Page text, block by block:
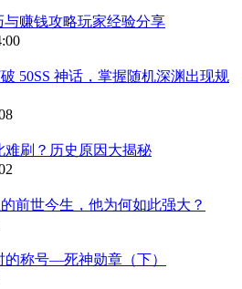
赚钱攻略玩家经验分享
50SS 神话，掌握随机深渊出现规
难刷？历史原因大揭秘
前世今生，他为何如此强大？
称号—死神勋章（下）